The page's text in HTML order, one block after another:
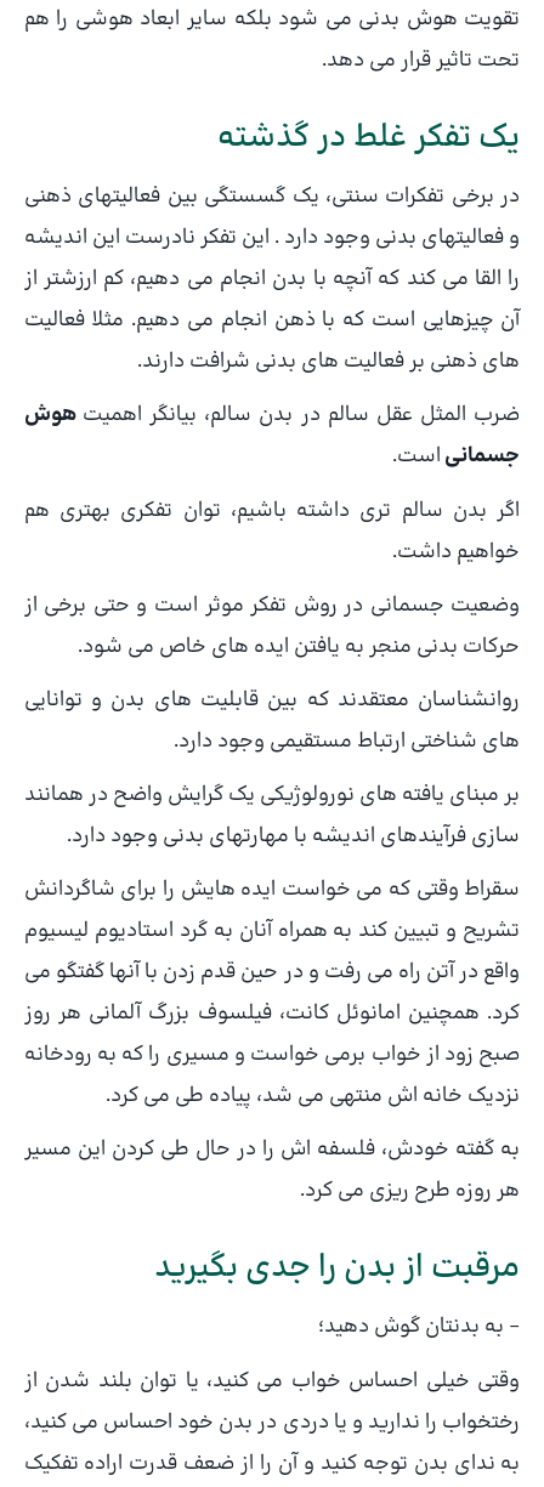
تقویت هوش بدنی می شود بلکه سایر ابعاد هوشی را هم
تحت تاثیر قرار می دهد.
یک تفکر غلط در گذشته
در برخی تفکرات سنتی، یک گسستگی بین فعالیتهای ذهنی
و فعالیتهای بدنی وجود دارد . این تفکر نادرست این اندیشه
را القا می کند که آنچه با بدن انجام می دهیم، کم ارزشتر از
آن چیزهایی است که با ذهن انجام می دهیم. مثلا فعالیت
های ذهنی بر فعالیت های بدنی شرافت دارند.
ضرب المثل عقل سالم در بدن سالم، بیانگر اهمیتهوش
جسمانیاست.
اگر بدن سالم تری داشته باشیم، توان تفکری بهتری هم
خواهیم داشت.
وضعیت جسمانی در روش تفکر موثر است و حتی برخی از
حرکات بدنی منجر به یافتن ایده های خاص می شود.
روانشناسان معتقدند که بین قابلیت های بدن و توانایی
های شناختی ارتباط مستقیمی وجود دارد.
بر مبنای یافته های نورولوژیکی یک گرایش واضح در همانند
سازی فرآیندهای اندیشه با مهارتهای بدنی وجود دارد.
سقراط وقتی که می خواست ایده هایش را برای شاگردانش
تشریح و تبیین کند به همراه آنان به گرد استادیوم لیسیوم
واقع در آتن راه می رفت و در حین قدم زدن با آنها گفتگو می
کرد. همچنین امانوئل کانت، فیلسوف بزرگ آلمانی هر روز
صبح زود از خواب برمی خواست و مسیری را که به رودخانه
نزدیک خانه اش منتهی می شد، پیاده طی می کرد.
به گفته خودش، فلسفه اش را در حال طی کردن این مسیر
هر روزه طرح ریزی می کرد.
مرقبت از بدن را جدی بگیرید
– به بدنتان گوش دهید؛
وقتی خیلی احساس خواب می کنید، یا توان بلند شدن از
رختخواب را ندارید و یا دردی در بدن خود احساس می کنید،
به ندای بدن توجه کنید و آن را از ضعف قدرت اراده تفکیک